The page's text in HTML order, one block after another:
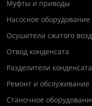
Муфты и приводы
Насосное оборудование
Осушители сжатого
Отвод конденсата
Разделители конденсата
Ремонт и обслуживание
Станочное